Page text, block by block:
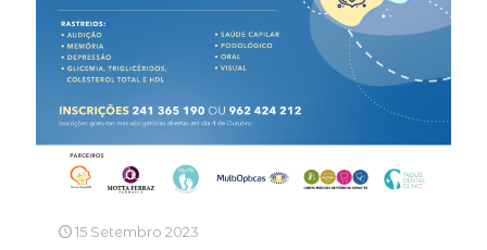
15 Setembro 2023